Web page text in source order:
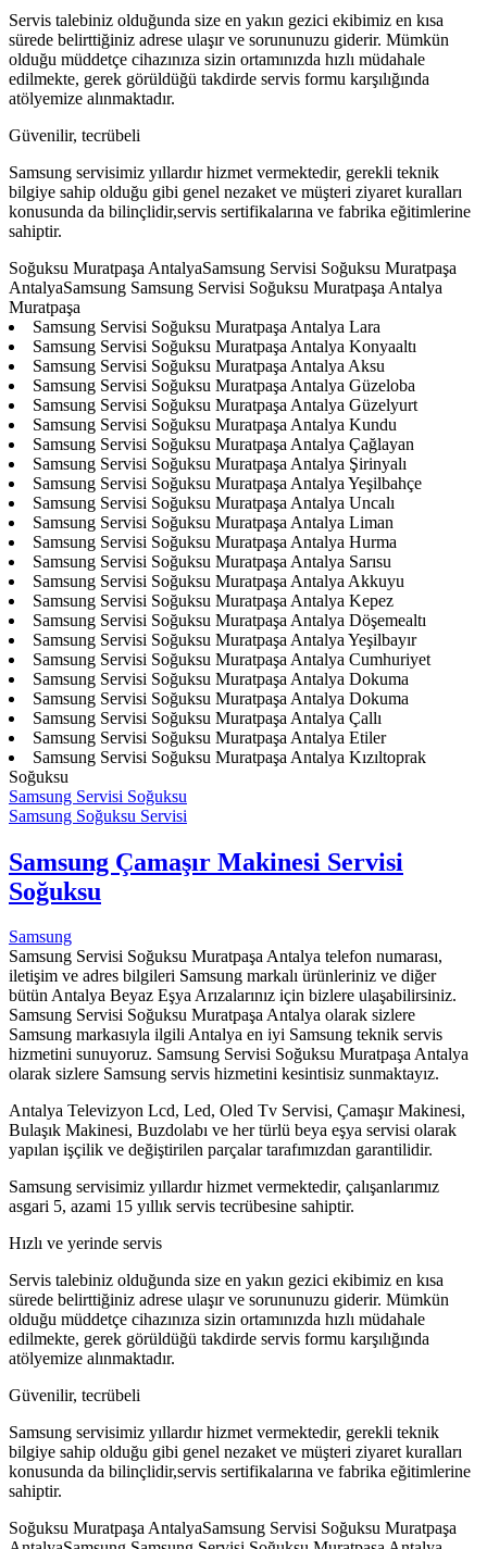
Servis talebiniz olduğunda size en yakın gezici ekibimiz en kısa
sürede belirttiğiniz adrese ulaşır ve sorununuzu giderir. Mümkün
olduğu müddetçe cihazınıza sizin ortamınızda hızlı müdahale
edilmekte, gerek görüldüğü takdirde servis formu karşılığında
atölyemize alınmaktadır.
Güvenilir, tecrübeli
Samsung servisimiz yıllardır hizmet vermektedir, gerekli teknik
bilgiye sahip olduğu gibi genel nezaket ve müşteri ziyaret kuralları
konusunda da bilinçlidir,servis sertifikalarına ve fabrika eğitimlerine
sahiptir.
Soğuksu Muratpaşa AntalyaSamsung Servisi Soğuksu Muratpaşa
AntalyaSamsung Samsung Servisi Soğuksu Muratpaşa Antalya
Muratpaşa
Samsung Servisi Soğuksu Muratpaşa Antalya Lara
Samsung Servisi Soğuksu Muratpaşa Antalya Konyaaltı
Samsung Servisi Soğuksu Muratpaşa Antalya Aksu
Samsung Servisi Soğuksu Muratpaşa Antalya Güzeloba
Samsung Servisi Soğuksu Muratpaşa Antalya Güzelyurt
Samsung Servisi Soğuksu Muratpaşa Antalya Kundu
Samsung Servisi Soğuksu Muratpaşa Antalya Çağlayan
Samsung Servisi Soğuksu Muratpaşa Antalya Şirinyalı
Samsung Servisi Soğuksu Muratpaşa Antalya Yeşilbahçe
Samsung Servisi Soğuksu Muratpaşa Antalya Uncalı
Samsung Servisi Soğuksu Muratpaşa Antalya Liman
Samsung Servisi Soğuksu Muratpaşa Antalya Hurma
Samsung Servisi Soğuksu Muratpaşa Antalya Sarısu
Samsung Servisi Soğuksu Muratpaşa Antalya Akkuyu
Samsung Servisi Soğuksu Muratpaşa Antalya Kepez
Samsung Servisi Soğuksu Muratpaşa Antalya Döşemealtı
Samsung Servisi Soğuksu Muratpaşa Antalya Yeşilbayır
Samsung Servisi Soğuksu Muratpaşa Antalya Cumhuriyet
Samsung Servisi Soğuksu Muratpaşa Antalya Dokuma
Samsung Servisi Soğuksu Muratpaşa Antalya Dokuma
Samsung Servisi Soğuksu Muratpaşa Antalya Çallı
Samsung Servisi Soğuksu Muratpaşa Antalya Etiler
Samsung Servisi Soğuksu Muratpaşa Antalya Kızıltoprak
Soğuksu
Samsung Servisi Soğuksu
Samsung Soğuksu Servisi
Samsung Çamaşır Makinesi Servisi
Soğuksu
Samsung
Samsung Servisi Soğuksu Muratpaşa Antalya telefon numarası,
iletişim ve adres bilgileri Samsung markalı ürünleriniz ve diğer
bütün Antalya Beyaz Eşya Arızalarınız için bizlere ulaşabilirsiniz.
Samsung Servisi Soğuksu Muratpaşa Antalya olarak sizlere
Samsung markasıyla ilgili Antalya en iyi Samsung teknik servis
hizmetini sunuyoruz. Samsung Servisi Soğuksu Muratpaşa Antalya
olarak sizlere Samsung servis hizmetini kesintisiz sunmaktayız.
Antalya Televizyon Lcd, Led, Oled Tv Servisi, Çamaşır Makinesi,
Bulaşık Makinesi, Buzdolabı ve her türlü beya eşya servisi olarak
yapılan işçilik ve değiştirilen parçalar tarafımızdan garantilidir.
Samsung servisimiz yıllardır hizmet vermektedir, çalışanlarımız
asgari 5, azami 15 yıllık servis tecrübesine sahiptir.
Hızlı ve yerinde servis
Servis talebiniz olduğunda size en yakın gezici ekibimiz en kısa
sürede belirttiğiniz adrese ulaşır ve sorununuzu giderir. Mümkün
olduğu müddetçe cihazınıza sizin ortamınızda hızlı müdahale
edilmekte, gerek görüldüğü takdirde servis formu karşılığında
atölyemize alınmaktadır.
Güvenilir, tecrübeli
Samsung servisimiz yıllardır hizmet vermektedir, gerekli teknik
bilgiye sahip olduğu gibi genel nezaket ve müşteri ziyaret kuralları
konusunda da bilinçlidir,servis sertifikalarına ve fabrika eğitimlerine
sahiptir.
Soğuksu Muratpaşa AntalyaSamsung Servisi Soğuksu Muratpaşa